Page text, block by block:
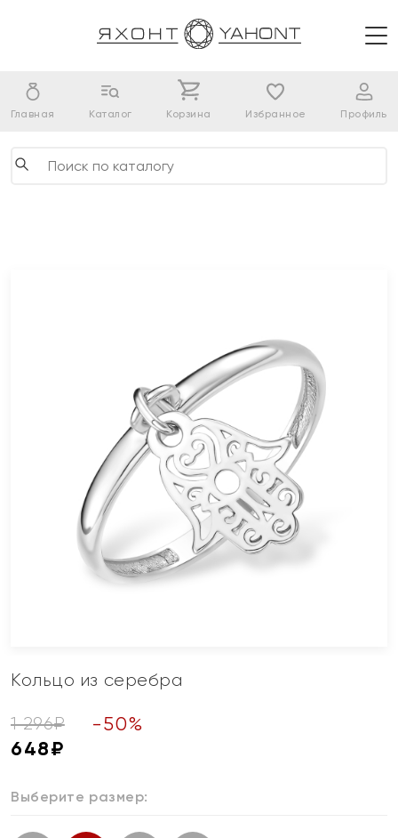
Главная Каталог Корзина Избранное Профиль
Кольцо из серебра
1 296₽ -50%
648₽
Выберите размер: